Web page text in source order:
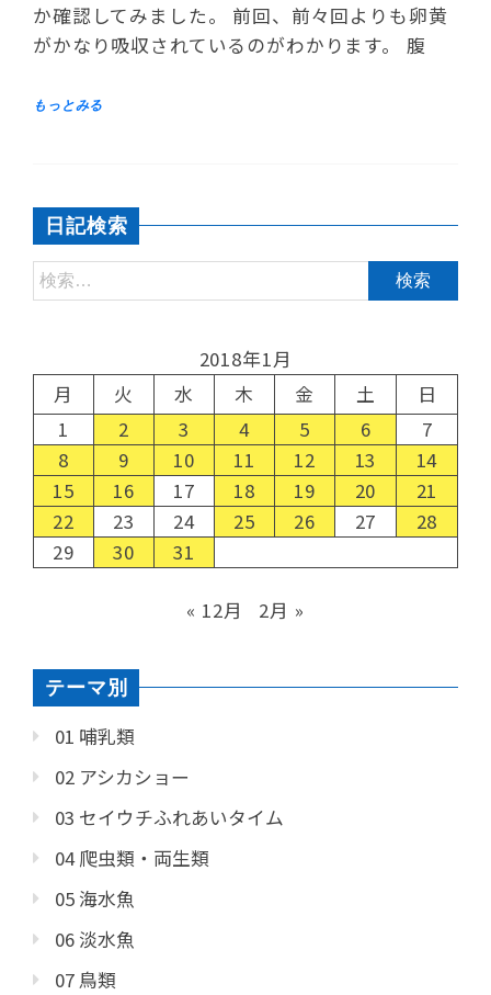
か確認してみました。 前回、前々回よりも卵黄
がかなり吸収されているのがわかります。 腹
日記検索
2018年1月
月
火 水 木 金 土
日
1
2 3 4 5 6
7
8
9 10 11 12 13
14
15
16 17 18 19 20
21
22
23 24 25 26 27
28
29
30 31
« 12月 2月 »
テーマ別
01 哺乳類
02 アシカショー
03 セイウチふれあいタイム
04 爬虫類・両生類
05 海水魚
06 淡水魚
07 鳥類